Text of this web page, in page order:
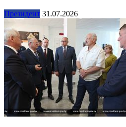
Президент 31.07.2026